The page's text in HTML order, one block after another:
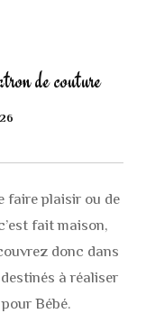
de couture
faire plaisir ou de
fait maison,
donc dans
à réaliser
Bébé.